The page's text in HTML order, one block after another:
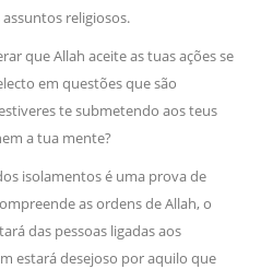
religiosos.
que Allah aceite as tuas ações se
em questões que são
te submetendo aos teus
a tua mente?
isolamentos é uma prova de
as ordens de Allah, o
das pessoas ligadas aos
estará desejoso por aquilo que